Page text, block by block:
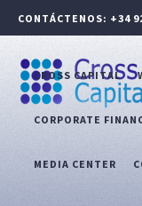
CONTÁCTENOS: +34
CROSS CAPITAL
CORPORATE
MEDIA CENTER